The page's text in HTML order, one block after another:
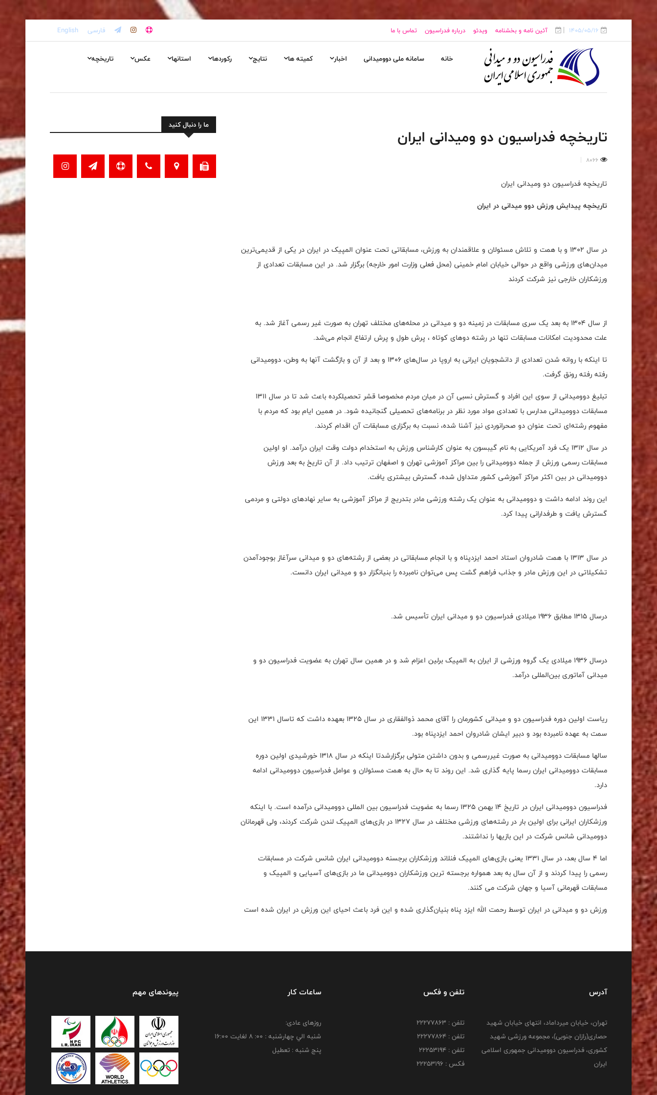
1405/05/16 آئین نامه و بخشنامه ویدئو درباره فدراسیون تماس با ما فارسی English
خانه سامانه ملی دوومیدانی اخبار کمیته ها نتایج رکوردها استانها عکس تاریخچه
تاریخچه فدراسیون دو ومیدانی ایران
8066
تاریخچه فدراسیون دو ومیدانی ایران
تاریخچه پیدایش ورزش دوو میدانی در ایران
در سال 1302 و با همت و تلاش مسئولان و علاقمندان به ورزش، مسابقاتی تحت عنوان المپیک در ایران در یکی از قدیمی‌ترین
میدان‌های ورزشی واقع در حوالی خیابان امام خمینی (محل فعلی وزارت امور خارجه) برگزار شد. در این مسابقات تعدادی از
ورزشکاران خارجی نیز شرکت کردند
از سال 1304 به بعد یک سری مسابقات در زمینه دو و میدانی در محله‌های مختلف تهران به صورت غیر رسمی آغاز شد. به
علت محدودیت امکانات مسابقات تنها در رشته دوهای کوتاه ، پرش طول و پرش ارتفاع انجام می‌شد.
تا اینکه با روانه شدن تعدادی از دانشجویان ایرانی به اروپا در سال‌های 1306 و بعد از آن و بازگشت آنها به وطن، دوومیدانی
رفته رفته رونق گرفت.
تبلیغ دوومیدانی از سوی این افراد و گسترش نسبی آن در میان مردم مخصوصا قشر تحصیلکرده باعث شد تا در سال 1311
مسابقات دوومیدانی مدارس با تعدادی مواد مورد نظر در برنامه‌های تحصیلی گنجانیده شود. در همین ایام بود که مردم با
مفهوم رشته‌ای تحت عنوان دو صحرانوردی نیز آشنا شده، نسبت به برگزاری مسابقات آن اقدام کردند.
در سال 1312 یک فرد آمریکایی به نام گیبسون به عنوان کارشناس ورزش به استخدام دولت وقت ایران درآمد. او اولین
مسابقات رسمی ورزش از جمله دوومیدانی را بین مراکز آموزشی تهران و اصفهان ترتیب داد. از آن تاریخ به بعد ورزش
دوومیدانی در بین اکثر مراکز آموزشی کشور متداول شده، گسترش بیشتری یافت.
این روند ادامه داشت و دوومیدانی به عنوان یک رشته ورزشی مادر بتدریج از مراکز آموزشی به سایر نهادهای دولتی و مردمی
گسترش یافت و طرفدارانی پیدا کرد.
در سال ۱۳۱۳ با همت شادروان استاد احمد ایزدپناه و با انجام مسابقاتى در بعضى از رشته‌هاى دو و میدانى سرآغاز بوجودآمدن
تشکیلاتى در این ورزش مادر و جذاب فراهم گشت پس مى‌توان نامبرده را بنیانگزار دو و میدانى ایران دانست.
درسال ۱۳۱۵ مطابق ۱۹۳۶ میلادى فدراسیون دو و میدانى ایران تأسیس شد .
درسال ۱۹۳۶ میلادى یک گروه ورزشى از ایران به المپیک برلین اعزام شد و در همین سال تهران به عضویت فدراسیون دو و
میدانى آماتورى بین‌المللى درآمد.
ریاست اولین دوره فدراسیون دو و میدانى کشورمان را آقاى محمد ذوالفقارى در سال ۱۳۲۵ بعهده داشت که تاسال ۱۳۳۱ این
سمت به عهده نامبرده بود و دبیر ایشان شادروان احمد ایزدپناه بود.
سالها مسابقات دوومیدانی به صورت غیررسمی و بدون داشتن متولی برگزارشدتا اینکه در سال 1318 خورشیدی اولین دوره
مسابقات دوومیدانی ایران رسما پایه گذاری شد. این روند تا به حال به همت مسئولان و عوامل فدراسیون دوومیدانی ادامه
دارد.
فدراسیون دوومیدانی ایران در تاریخ 14 بهمن 1325 رسما به عضویت فدراسیون بین المللی دوومیدانی درآمده است. با اینکه
ورزشکاران ایرانی برای اولین بار در رشته‌های ورزشی مختلف در سال 1327 در بازی‌های المپیک لندن شرکت کردند، ولی قهرمانان
دوومیدانی شانس شرکت در این بازیها را نداشتند.
اما 4 سال بعد، در سال 1331 یعنی بازی‌های المپیک فنلاند ورزشکاران برجسنه دوومیدانی ایران شانس شرکت در مسابقات
رسمی را پیدا کردند و از آن سال به بعد همواره برجسته ترین ورزشکاران دوومیدانی ما در بازی‌های آسیایی و المپیک و
مسابقات قهرمانی آسیا و جهان شرکت می کنند.
ورزش دو و میدانی در ایران توسط رحمت الله ایزد پناه بنیان‌گذاری شده و این فرد باعث احیای این ورزش در ایران شده است
ما را دنبال کنید
آدرس
تهران، خیابان میرداماد، انتهای خیابان شهید
حصاری(رازان جنوبی)، مجموعه ورزشی شهید
کشوری، فدراسیون دوومیدانی جمهوری اسلامی
ایران
تلفن و فکس
تلفن : 22277863
تلفن : 22277864
تلفن : 22253194
فکس : 22253196
ساعات کار
روزهای عادی:
شنبه الي چهارشنبه : 00: 8 لغايت 16:00
پنج شنبه : تعطیل
پیوندهای مهم